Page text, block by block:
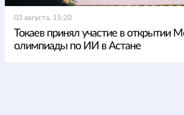
03 августа, 15:20
Токаев принял участие в открытии
олимпиады по ИИ в Астане